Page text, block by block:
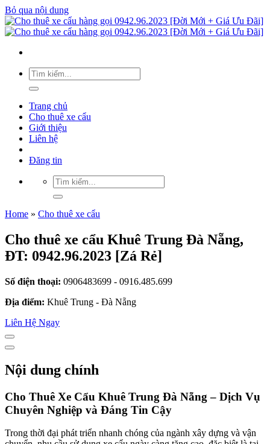
Bỏ qua nội dung
Trang chủ
Cho thuê xe cẩu
Giới thiệu
Liên hệ
Đăng tin
Home » Cho thuê xe cẩu
Cho thuê xe cẩu Khuê Trung Đà Nẵng,
ĐT: 0942.96.2023 [Zá Rẻ]
Số điện thoại: 0906483699 - 0916.485.699
Địa điểm: Khuê Trung - Đà Nẵng
Liên Hệ Ngay
Nội dung chính
Cho Thuê Xe Cẩu Khuê Trung Đà Nẵng – Dịch Vụ
Chuyên Nghiệp và Đáng Tin Cậy
Trong thời đại phát triển nhanh chóng của ngành xây dựng và vận